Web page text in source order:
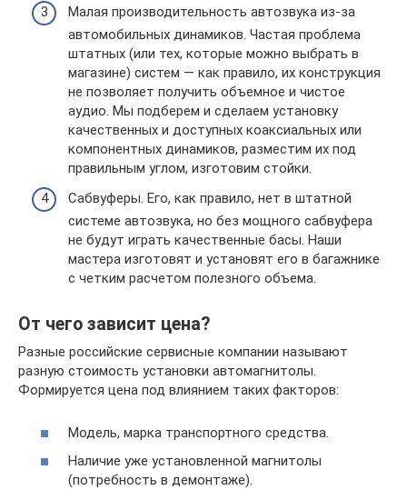
Малая производительность автозвука из-за
автомобильных динамиков. Частая проблема
штатных (или тех, которые можно выбрать в
магазине) систем — как правило, их конструкция
не позволяет получить объемное и чистое
аудио. Мы подберем и сделаем установку
качественных и доступных коаксиальных или
компонентных динамиков, разместим их под
правильным углом, изготовим стойки.
Сабвуферы. Его, как правило, нет в штатной
системе автозвука, но без мощного сабвуфера
не будут играть качественные басы. Наши
мастера изготовят и установят его в багажнике
с четким расчетом полезного объема.
От чего зависит цена?
Разные российские сервисные компании называют
разную стоимость установки автомагнитолы.
Формируется цена под влиянием таких факторов:
Модель, марка транспортного средства.
Наличие уже установленной магнитолы
(потребность в демонтаже).